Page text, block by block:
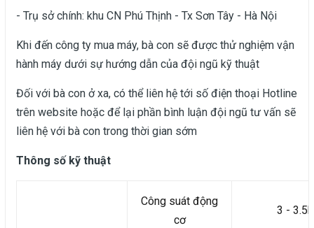
- Trụ sở chính: khu CN Phú Thịnh - Tx Sơn Tây - Hà Nội
Khi đến công ty mua máy, bà con sẽ được thử nghiệm vận
hành máy dưới sự hướng dẫn của đội ngũ kỹ thuật
Đối với bà con ở xa, có thể liên hệ tới số điện thoại Hotline
trên website hoặc để lại phần bình luận đội ngũ tư vấn sẽ
liên hệ với bà con trong thời gian sớm
Thông số kỹ thuật
Công suát động
cơ
3 -